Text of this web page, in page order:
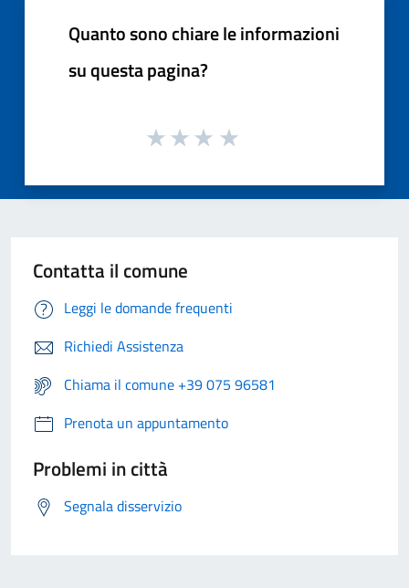
Quanto sono chiare le informazioni
su questa pagina?
Contatta il comune
Leggi le domande frequenti
Richiedi Assistenza
Chiama il comune +39 075 96581
Prenota un appuntamento
Problemi in città
Segnala disservizio